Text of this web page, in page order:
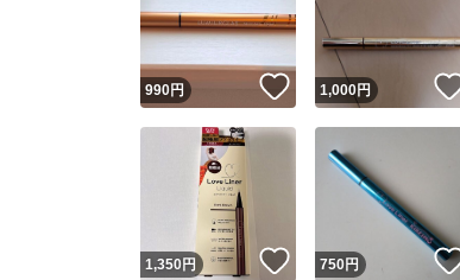
990円 いいね！
1,000円
1,350円 いいね！
750円